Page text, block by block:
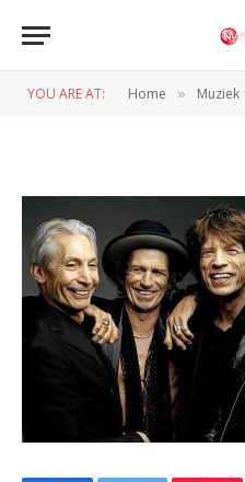
YOU ARE AT: Home » Muziek
Rolling Stones